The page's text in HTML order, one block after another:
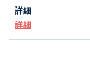
詳細